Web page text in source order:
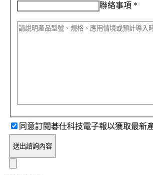
聯絡事項 *
同意訂閱碁仕科技電子報以獲取最新
送出諮詢內容